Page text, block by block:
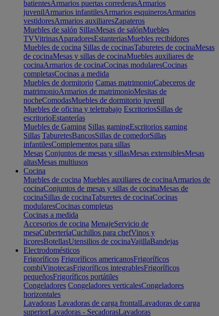
batientesArmarios puertas correderasArmarios
juvenilArmarios infantilesArmarios esquinerosArmarios
vestidoresArmarios auxiliaresZapateros
Muebles de salón SillasMesas de salónMuebles
TVVitrinasAparadoresEstanteriasMuebles recibidores
Muebles de cocina Sillas de cocinasTaburetes de cocinaMesas
de cocinaMesas y sillas de cocinaMuebles auxiliares de
cocinaArmarios de cocinaCocinas modularesCocinas
completasCocinas a medida
Muebles de dormitorio Camas matrimonioCabeceros de
matrimonioArmarios de matrimonioMesitas de
nocheComodasMuebles de dormitorio juvenil
Muebles de oficina y teletrabajo EscritoriosSillas de
escritorioEstanterías
Muebles de Gaming Sillas gamingEscritorios gaming
Sillas TaburetesBancosSillas de comedorSillas
infantilesComplementos para sillas
Mesas Conjuntos de mesas y sillasMesas extensiblesMesas
altasMesas multiusos
Cocina
Muebles de cocina Muebles auxiliares de cocinaArmarios de
cocinaConjuntos de mesas y sillas de cocinaMesas de
cocinaSillas de cocinaTaburetes de cocinaCocinas
modularesCocinas completas
Cocinas a medida
Accesorios de cocina MenajeServicio de
mesaCuberteríaCuchillos para chefVinos y
licoresBotellasUtensilios de cocinaVajillaBandejas
Electrodomésticos
Frigoríficos Frigoríficos americanosFrigoríficos
combiVinotecasFrigoríficos integrablesFrigoríficos
pequeñosFrigoríficos portátiles
Congeladores Congeladores verticalesCongeladores
horizontales
Lavadoras Lavadoras de carga frontalLavadoras de carga
superiorLavadoras - SecadorasLavadoras